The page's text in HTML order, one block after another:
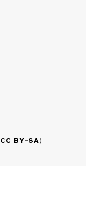
CC BY-SA)